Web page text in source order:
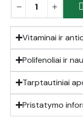
Vitaminai ir
Polifenoliai ir
Tarptautiniai
Pristatymo